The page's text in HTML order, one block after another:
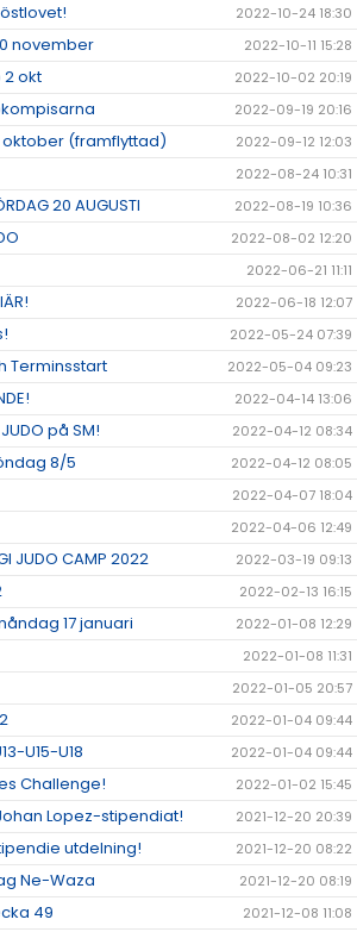
2022-10-24 18:30
november 2022-10-11 15:28
2 okt 2022-10-02 20:19
2022-09-19 20:16
oktober (framflyttad) 2022-09-12 12:03
2022-08-24 10:31
20 AUGUSTI 2022-08-19 10:36
2022-08-02 12:20
2022-06-21 11:11
2022-06-18 12:07
2022-05-24 07:39
Terminsstart 2022-05-04 09:23
2022-04-14 13:06
på SM! 2022-04-12 08:34
8/5 2022-04-12 08:05
2022-04-07 18:04
2022-04-06 12:49
JUDO CAMP 2022 2022-03-19 09:13
2022-02-13 16:15
17 januari 2022-01-08 12:29
2022-01-08 11:31
2022-01-05 20:57
2022-01-04 09:44
U15-U18 2022-01-04 09:44
Challenge! 2022-01-02 15:45
Lopez-stipendiat! 2021-12-20 20:39
utdelning! 2021-12-20 08:22
Ne-Waza 2021-12-20 08:19
49 2021-12-08 11:08